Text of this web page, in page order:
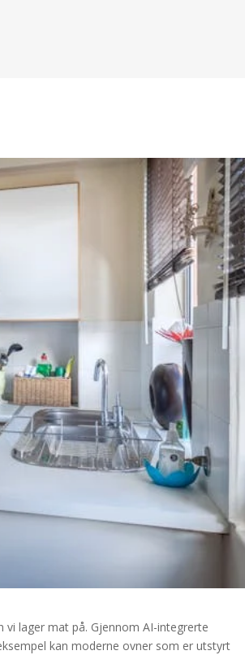
lager mat på. Gjennom AI-integrerte
kan moderne ovner som er utstyrt